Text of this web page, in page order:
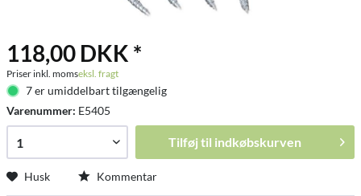
118,00 DKK *
Priser inkl. momseksl. fragt
7 er umiddelbart tilgængelig
Varenummer: E5405
Tilføj til indkøbskurven
Husk Kommentar